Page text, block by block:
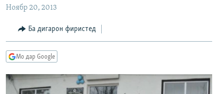
ба
Ҷаҳиш
ҶОМЕА
ҚАЗИЯИ "КРОКУС"
ФАРҲАНГ
МЕҲМОНИ ОЗОДӢ
САЛОМ, ХОҲАР
ТАҲҚИҚОТ
НАЗАРИ МАРДУМ
БЛОГИСТОН
ЧАНДРАСОНАӢ
Ноябр 20, 2013
Ба дигарон фиристед
Мо дар Google